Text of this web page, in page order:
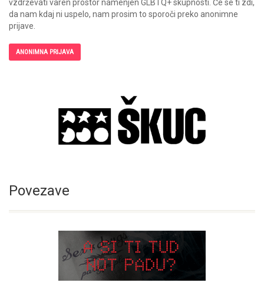
vzdrževati varen prostor namenjen GLBTQ+ skupnosti. Če se ti zdi,
da nam kdaj ni uspelo, nam prosim to sporoči preko anonimne
prijave.
ANONIMNA PRIJAVA
Povezave